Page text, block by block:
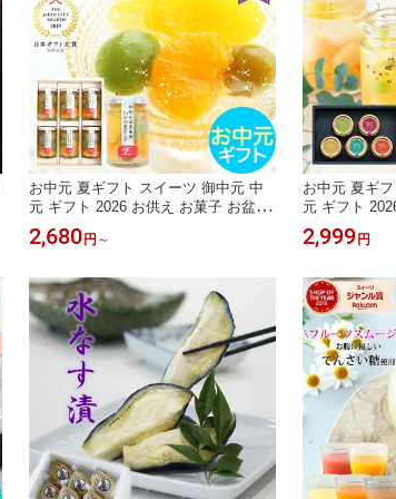
お中元 夏ギフト スイーツ 御中元 中
元 ギフト 2026 お供え お菓子 お盆 日
本ギフト大賞受賞 国産 フルーツゼリ
ー わかやまポンチ 全て和歌山県産果
し 詰め合わせ 楽天1位 送料無料 スイ
ーツ 果物 誕生日 出産祝い 3個 4個 6
個
2,680円 ～
お中元 夏ギ
元 ギフト
料無料 5種の
れ 詰め合わ
イフルーツ
みかん グレ
2,999円